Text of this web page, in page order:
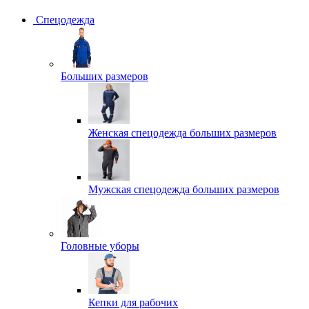
Спецодежда
Больших размеров
Женская спецодежда больших размеров
Мужская спецодежда больших размеров
Головные уборы
Кепки для рабочих